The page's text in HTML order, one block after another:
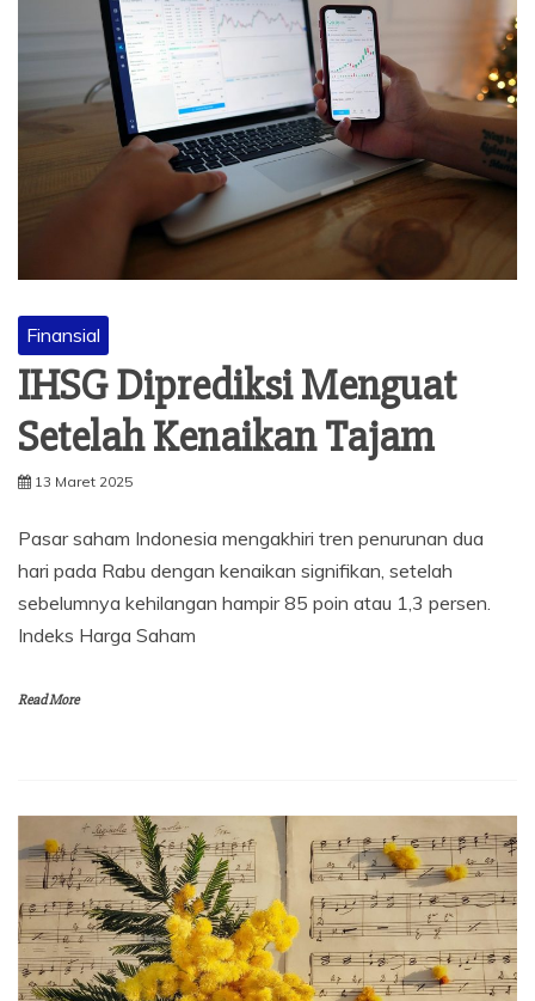
Finansial
IHSG Diprediksi Menguat
Setelah Kenaikan Tajam
13 Maret 2025
Pasar saham Indonesia mengakhiri tren penurunan dua
hari pada Rabu dengan kenaikan signifikan, setelah
sebelumnya kehilangan hampir 85 poin atau 1,3 persen.
Indeks Harga Saham
Read More